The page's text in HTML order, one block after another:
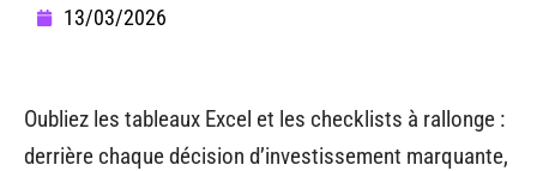
13/03/2026
Oubliez les tableaux Excel et les checklists à rallonge :
derrière chaque décision d’investissement marquante,